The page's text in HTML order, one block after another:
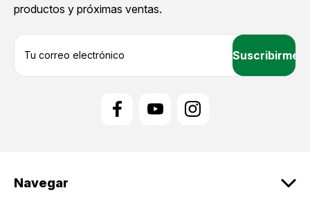
productos y próximas ventas.
e
Navegar